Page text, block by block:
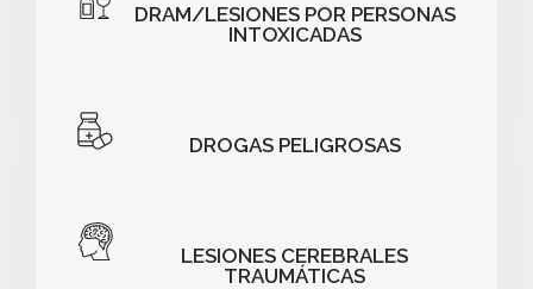
DRAM/LESIONES POR PERSONAS
INTOXICADAS
DROGAS PELIGROSAS
LESIONES CEREBRALES
TRAUMÁTICAS